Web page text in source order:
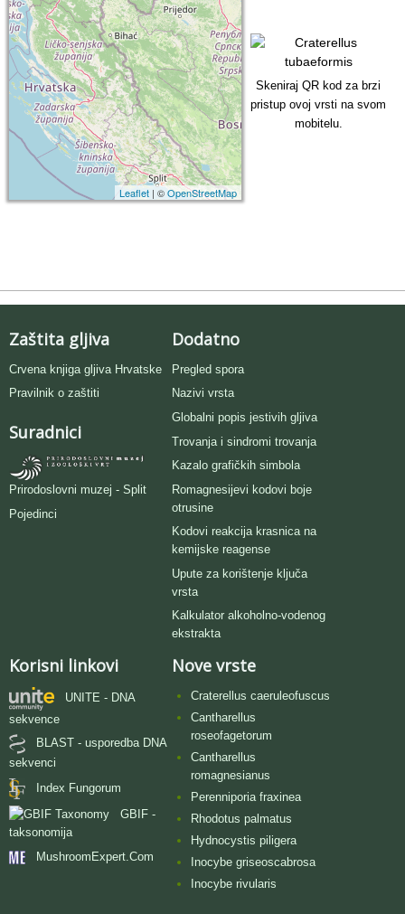
Leaflet| ©OpenStreetMap
Skeniraj QR kod za brzi
pristup ovoj vrsti na svom
mobitelu.
Zaštita gljiva
Crvena knjiga gljiva Hrvatske
Pravilnik o zaštiti
Suradnici
Prirodoslovni muzej - Split
Pojedinci
Dodatno
Pregled spora
Nazivi vrsta
Globalni popis jestivih gljiva
Trovanja i sindromi trovanja
Kazalo grafičkih simbola
Romagnesijevi kodovi boje
otrusine
Kodovi reakcija krasnica na
kemijske reagense
Upute za korištenje ključa
vrsta
Kalkulator alkoholno-vodenog
ekstrakta
Korisni linkovi
UNITE - DNA
sekvence
BLAST - usporedba DNA
sekvenci
Index Fungorum
GBIF -
taksonomija
MushroomExpert.Com
Nove vrste
Craterellus caeruleofuscus
Cantharellus
roseofagetorum
Cantharellus
romagnesianus
Perenniporia fraxinea
Rhodotus palmatus
Hydnocystis piligera
Inocybe griseoscabrosa
Inocybe rivularis